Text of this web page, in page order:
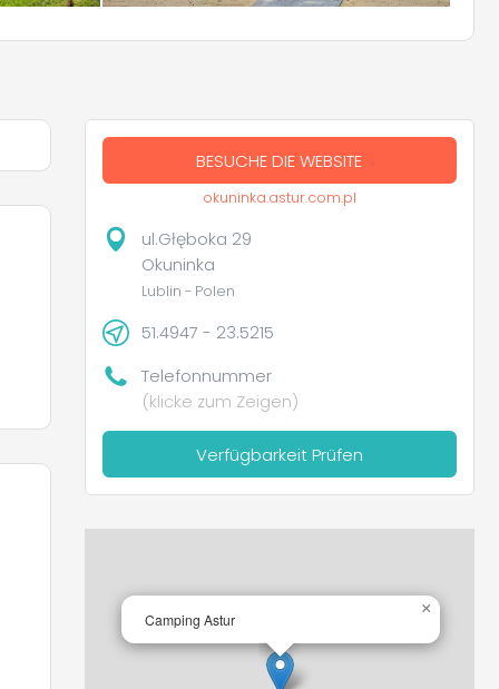
BESUCHE DIE WEBSITE
okuninka.astur.com.pl
ul.Głęboka 29
Okuninka
Lublin - Polen
51.4947 - 23.5215
Telefonnummer
(klicke zum Zeigen)
Verfügbarkeit Prüfen
Camping Astur
×